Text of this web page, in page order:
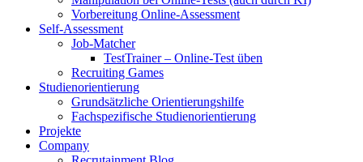
Vorbereitung Online-Assessment
Self-Assessment
Job-Matcher
TestTrainer – Online-Test üben
Recruiting Games
Studienorientierung
Grundsätzliche Orientierungshilfe
Fachspezifische Studienorientierung
Projekte
Company